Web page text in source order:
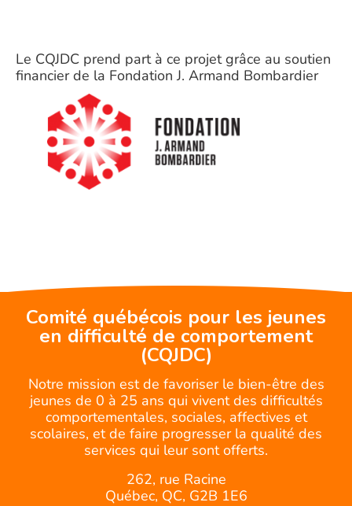
Le CQJDC prend part à ce projet grâce au soutien
financier de la Fondation J. Armand Bombardier
Comité québécois pour les jeunes
en difficulté de comportement
(CQJDC)
Notre mission est de favoriser le bien-être des
jeunes de 0 à 25 ans qui vivent des difficultés
comportementales, sociales, affectives et
scolaires, et de faire progresser la qualité des
services qui leur sont offerts.
262, rue Racine
Québec, QC, G2B 1E6